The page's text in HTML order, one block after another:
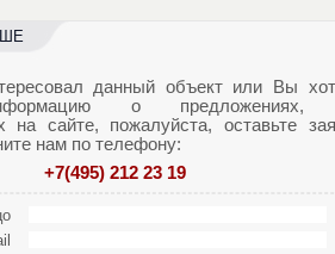
данный объект или Вы
о предложениях,
на сайте, пожалуйста, оставьте
нам по телефону:
+7(495) 212 23 19